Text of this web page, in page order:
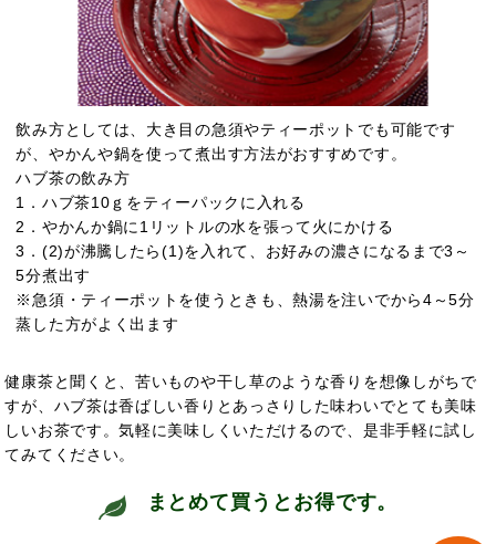
飲み方としては、大き目の急須やティーポットでも可能です
が、やかんや鍋を使って煮出す方法がおすすめです。
ハブ茶の飲み方
1．ハブ茶10ｇをティーパックに入れる
2．やかんか鍋に1リットルの水を張って火にかける
3．(2)が沸騰したら(1)を入れて、お好みの濃さになるまで3～
5分煮出す
※急須・ティーポットを使うときも、熱湯を注いでから4～5分
蒸した方がよく出ます
健康茶と聞くと、苦いものや干し草のような香りを想像しがちで
すが、ハブ茶は香ばしい香りとあっさりした味わいでとても美味
しいお茶です。気軽に美味しくいただけるので、是非手軽に試し
てみてください。
まとめて買うとお得です。